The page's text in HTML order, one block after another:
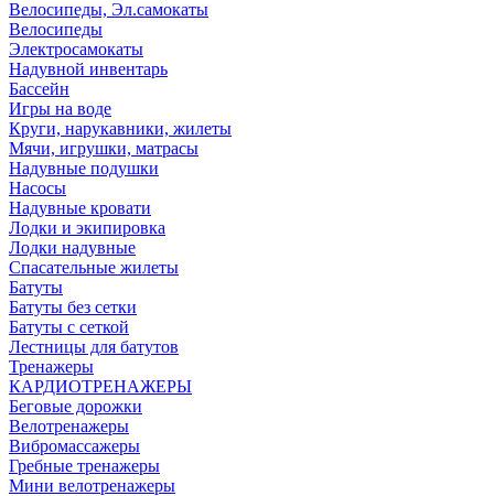
Велосипеды, Эл.самокаты
Велосипеды
Электросамокаты
Надувной инвентарь
Бассейн
Игры на воде
Круги, нарукавники, жилеты
Мячи, игрушки, матрасы
Надувные подушки
Насосы
Надувные кровати
Лодки и экипировка
Лодки надувные
Спасательные жилеты
Батуты
Батуты без сетки
Батуты с сеткой
Лестницы для батутов
Тренажеры
КАРДИОТРЕНАЖЕРЫ
Беговые дорожки
Велотренажеры
Вибромассажеры
Гребные тренажеры
Мини велотренажеры